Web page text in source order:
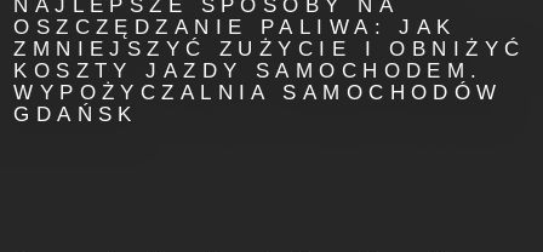
NAJLEPSZE SPOSOBY NA
OSZCZĘDZANIE PALIWA: JAK
ZMNIEJSZYĆ ZUŻYCIE I OBNIŻYĆ
KOSZTY JAZDY SAMOCHODEM.
WYPOŻYCZALNIA SAMOCHODÓW
GDAŃSK